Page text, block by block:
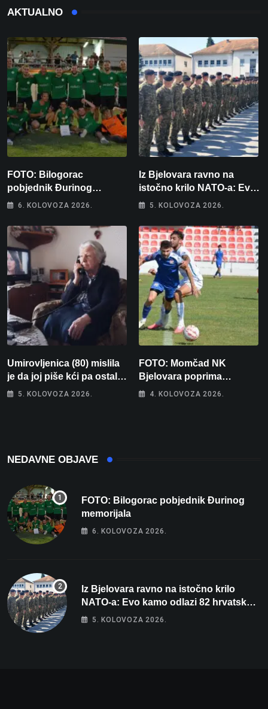
AKTUALNO
FOTO: Bilogorac
pobjednik Đurinog
memorijala
6. KOLOVOZA 2026.
Iz Bjelovara ravno na
istočno krilo NATO-a: Evo
kamo odlazi 82 hrvatska
5. KOLOVOZA 2026.
Umirovljenica (80) mislila
je da joj piše kći pa ostala
bez 1000 eura
5. KOLOVOZA 2026.
FOTO: Momčad NK
Bjelovara poprima
jesenski izgled
4. KOLOVOZA 2026.
NEDAVNE OBJAVE
FOTO: Bilogorac pobjednik Đurinog
memorijala
6. KOLOVOZA 2026.
Iz Bjelovara ravno na istočno krilo
NATO-a: Evo kamo odlazi 82 hrvatska
vojnika i 6 vojnikinja
5. KOLOVOZA 2026.